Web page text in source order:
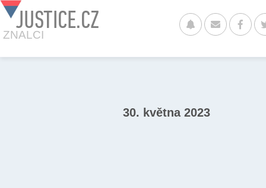
JUSTICE.CZ
ZNALCI
30. května 2023